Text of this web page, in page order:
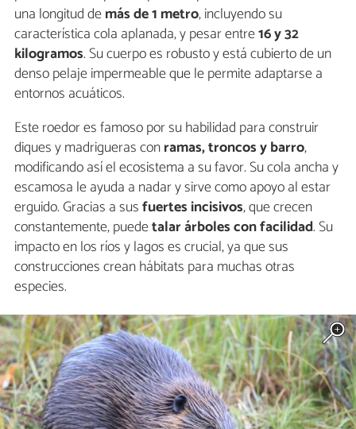
una longitud demás de 1 metro, incluyendo su
característica cola aplanada, y pesar entre16 y 32
kilogramos. Su cuerpo es robusto y está cubierto de un
denso pelaje impermeable que le permite adaptarse a
entornos acuáticos.
Este roedor es famoso por su habilidad para construir
diques y madrigueras conramas, troncos y barro,
modificando así el ecosistema a su favor. Su cola ancha y
escamosa le ayuda a nadar y sirve como apoyo al estar
erguido. Gracias a susfuertes incisivos, que crecen
constantemente, puedetalar árboles con facilidad. Su
impacto en los ríos y lagos es crucial, ya que sus
construcciones crean hábitats para muchas otras
especies.